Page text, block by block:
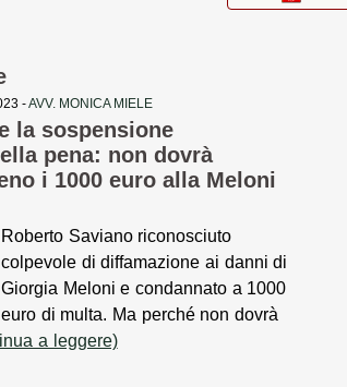
-AVV. MONICA MIELE
la sospensione
pena: non dovrà
i 1000 euro alla Meloni
Roberto Saviano riconosciuto
colpevole di diffamazione ai danni di
Giorgia Meloni e condannato a 1000
euro di multa. Ma perché non dovrà
a leggere)